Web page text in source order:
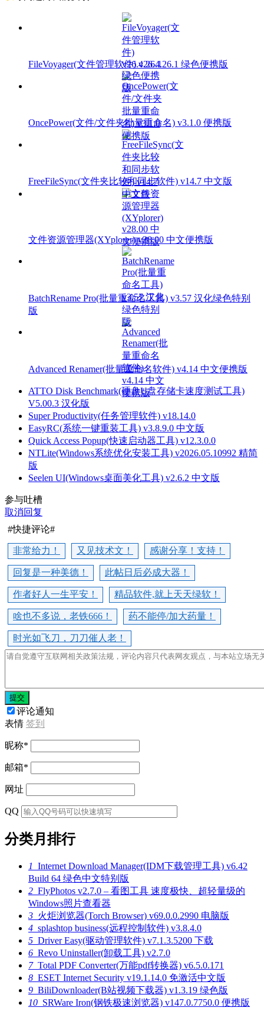
FileVoyager(文件管理软件) v26.4.26.1 绿色便携版
OncePower(文件/文件夹批量重命名) v3.1.0 便携版
FreeFileSync(文件夹比较和同步软件) v14.7 中文版
文件资源管理器(XYplorer) v28.00 中文便携版
BatchRename Pro(批量重命名工具) v3.57 汉化绿色特别
版
Advanced Renamer(批量重命名软件) v4.14 中文便携版
ATTO Disk Benchmark(硬盘U盘存储卡速度测试工具)
V5.00.3 汉化版
Super Productivity(任务管理软件) v18.14.0
EasyRC(系统一键重装工具) v3.8.9.0 中文版
Quick Access Popup(快速启动器工具) v12.3.0.0
NTLite(Windows系统优化安装工具) v2026.05.10992 精简
版
Seelen UI(Windows桌面美化工具) v2.6.2 中文版
参与吐槽
取消回复
#快捷评论#
非常给力！ 又见技术文！ 感谢分享！支持！
回复是一种美德！ 此帖日后必成大器！
作者好人一生平安！ 精品软件,就上天天绿软！
啥也不多说，老铁666！ 药不能停/加大药量！
时光如飞刀，刀刀催人老！
提交
评论通知
表情 签到
昵称*
邮箱*
网址
QQ
分类月排行
1 Internet Download Manager(IDM下载管理工具) v6.42
Build 64 绿色中文特别版
2 FlyPhotos v2.7.0 – 看图工具 速度极快、超轻量级的
Windows照片查看器
3 火炬浏览器(Torch Browser) v69.0.0.2990 电脑版
4 splashtop business(远程控制软件) v3.8.4.0
5 Driver Easy(驱动管理软件) v7.1.3.5200 下载
6 Revo Uninstaller(卸载工具) v2.7.0
7Total PDF Converter(万能pdf转换器) v6.5.0.171
8 ESET Internet Security v19.1.14.0 免激活中文版
9 BiliDownloader(B站视频下载器) v1.3.19 绿色版
10 SRWare Iron(钢铁极速浏览器) v147.0.7750.0 便携版